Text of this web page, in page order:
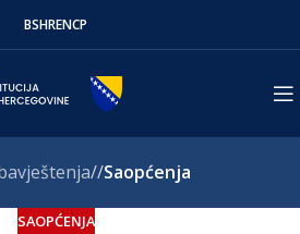
BSHRENСР
/ Saopćenja
SAOPĆENJA